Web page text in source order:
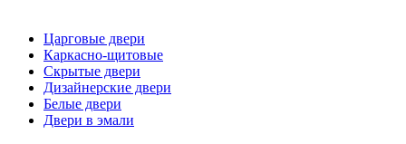
Царговые двери
Каркасно-щитовые
Скрытые двери
Дизайнерские двери
Белые двери
Двери в эмали